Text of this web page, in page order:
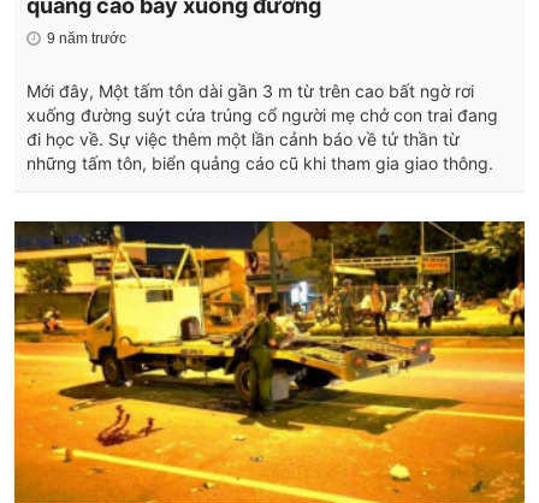
quảng cáo bay xuống đường
9 năm trước
Mới đây, Một tấm tôn dài gần 3 m từ trên cao bất ngờ rơi
xuống đường suýt cứa trúng cổ người mẹ chở con trai đang
đi học về. Sự việc thêm một lần cảnh báo về tử thần từ
những tấm tôn, biển quảng cáo cũ khi tham gia giao thông.